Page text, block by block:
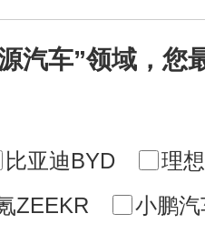
汽车”领域，您
比亚迪BYD
理
ZEEKR
小鹏